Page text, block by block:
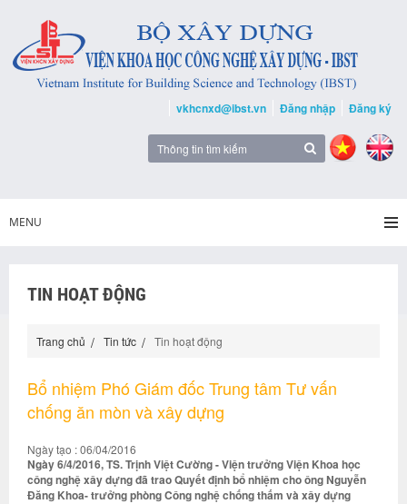
vkhcnxd@ibst.vn Đăng nhập Đăng ký
MENU
TIN HOẠT ĐỘNG
Trang chủ Tin tức Tin hoạt động
Bổ nhiệm Phó Giám đốc Trung tâm Tư vấn
chống ăn mòn và xây dựng
Ngày tạo : 06/04/2016
Ngày 6/4/2016, TS. Trịnh Việt Cường - Viện trưởng Viện Khoa học
công nghệ xây dựng đã trao Quyết định bổ nhiệm cho ông Nguyễn
Đăng Khoa- trưởng phòng Công nghệ chống thấm và xây dựng